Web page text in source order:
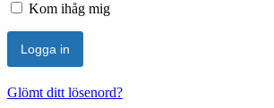
Kom ihåg mig
Glömt ditt lösenord?